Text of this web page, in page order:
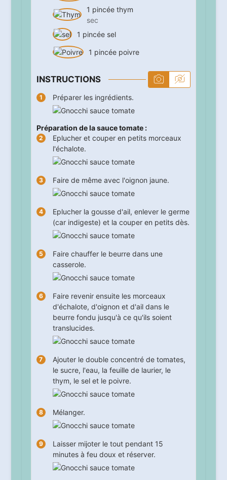
1 pincée thym
sec
1 pincée sel
1 pincée poivre
INSTRUCTIONS
Préparer les ingrédients.
Préparation de la sauce tomate :
Eplucher et couper en petits morceaux
l'échalote.
Faire de même avec l'oignon jaune.
Eplucher la gousse d'ail, enlever le germe
(car indigeste) et la couper en petits dès.
Faire chauffer le beurre dans une
casserole.
Faire revenir ensuite les morceaux
d'échalote, d'oignon et d'ail dans le
beurre fondu jusqu'à ce qu'ils soient
translucides.
Ajouter le double concentré de tomates,
le sucre, l'eau, la feuille de laurier, le
thym, le sel et le poivre.
Mélanger.
Laisser mijoter le tout pendant 15
minutes à feu doux et réserver.